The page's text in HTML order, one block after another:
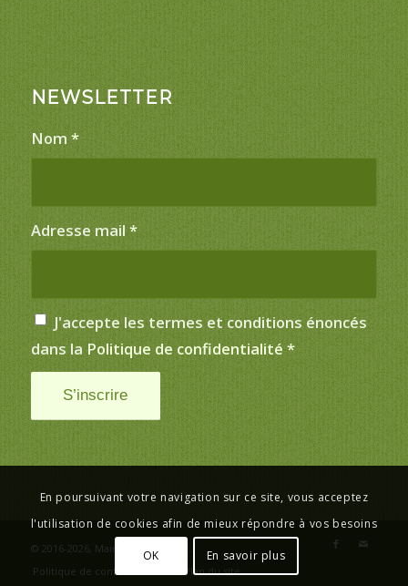
NEWSLETTER
Nom *
Adresse mail *
J'accepte les termes et conditions énoncés
dans la Politique de confidentialité *
© 2016-2026, Mairie de Saint-Just
Politique de confidentialité
Plan du site
En poursuivant votre navigation sur ce site, vous acceptez
l'utilisation de cookies afin de mieux répondre à vos besoins
OK En savoir plus